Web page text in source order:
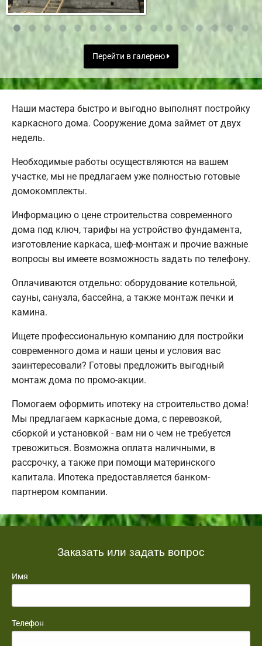
Перейти в галерею
Наши мастера быстро и выгодно выполнят постройку
каркасного дома. Сооружение дома займет от двух
недель.
Необходимые работы осуществляются на вашем
участке, мы не предлагаем уже полностью готовые
домокомплекты.
Информацию о цене строительства современного
дома под ключ, тарифы на устройство фундамента,
изготовление каркаса, шеф-монтаж и прочие важные
вопросы вы имеете возможность задать по телефону.
Оплачиваются отдельно: оборудование котельной,
сауны, санузла, бассейна, а также монтаж печки и
камина.
Ищете профессиональную компанию для постройки
современного дома и наши цены и условия вас
заинтересовали? Готовы предложить выгодный
монтаж дома по промо-акции.
Помогаем оформить ипотеку на строительство дома!
Мы предлагаем каркасные дома, с перевозкой,
сборкой и установкой - вам ни о чем не требуется
тревожиться. Возможна оплата наличными, в
рассрочку, а также при помощи материнского
капитала. Ипотека предоставляется банком-
партнером компании.
Заказать или задать вопрос
Имя
Телефон